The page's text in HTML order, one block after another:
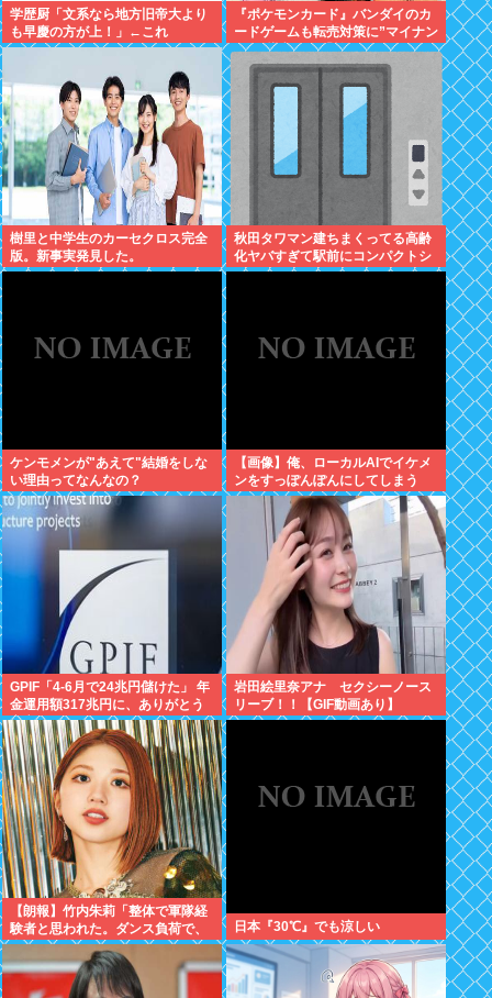
学歴厨「文系なら地方旧帝大より
も早慶の方が上！」←これ
『ポケモンカード』バンダイのカ
ードゲームも転売対策に”マイナン
バー”導入開始「効果テキメン」
樹里と中学生のカーセクロス完全
版。新事実発見した。
秋田タワマン建ちまくってる高齢
化ヤバすぎて駅前にコンパクトシ
ティつくって...
ケンモメンが"あえて"結婚をしな
い理由ってなんなの？
【画像】俺、ローカルAIでイケメ
ンをすっぽんぽんにしてしまう
www
GPIF「4-6月で24兆円儲けた」 年
金運用額317兆円に、ありがとう
高市
岩田絵里奈アナ セクシーノース
リーブ！！【GIF動画あり】
【朗報】竹内朱莉「整体で軍隊経
験者と思われた。ダンス負荷で、
私の骨と筋肉はもうグチャグチャ
になってい
日本『30℃』でも涼しい